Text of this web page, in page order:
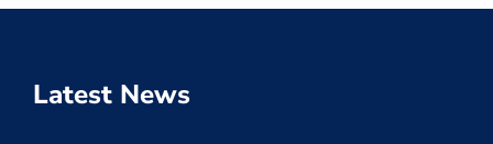
Latest News